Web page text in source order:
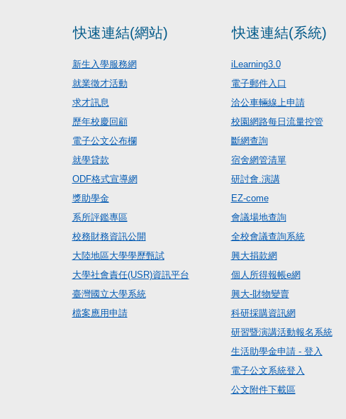
快速連結(網站)
新生入學服務網
就業徵才活動
求才訊息
歷年校慶回顧
電子公文公布欄
就學貸款
ODF格式宣導網
獎助學金
系所評鑑專區
校務財務資訊公開
大陸地區大學學歷甄試
大學社會責任(USR)資訊平台
臺灣國立大學系統
檔案應用申請
快速連結(系統)
iLearning3.0
電子郵件入口
洽公車輛線上申請
校園網路每日流量控管
斷網查詢
宿舍網管清單
研討會.演講
EZ-come
會議場地查詢
全校會議查詢系統
興大捐款網
個人所得報帳e網
興大-財物變賣
科研採購資訊網
研習暨演講活動報名系統
生活助學金申請 - 登入
電子公文系統登入
公文附件下載區